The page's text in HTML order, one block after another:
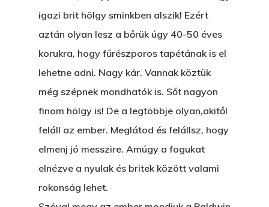
igazi brit hölgy sminkben alszik! Ezért
aztán olyan lesz a bőrük úgy 40-50 éves
korukra, hogy fűrészporos tapétának is el
lehetne adni. Nagy kár. Vannak köztük
még szépnek mondhatók is. Sőt nagyon
finom hölgy is! De a legtöbbje olyan,akitől
feláll az ember. Meglátod és felállsz, hogy
elmenj jó messzire. Amúgy a fogukat
elnézve a nyulak és britek között valami
rokonság lehet.
Ment A Hűtlen
Egy Be-Fektetést,
FELICITÁ
Betli
Egy Világbajnokságot,
VOLT EGYSZER EGY
About Salient
T:+216 (0)40 3629
E: